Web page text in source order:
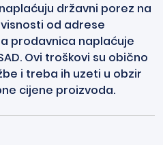
državni porez na
od adrese
prodavnica naplaćuje
Ovi troškovi su obično
i treba ih uzeti u obzir
cijene proizvoda.